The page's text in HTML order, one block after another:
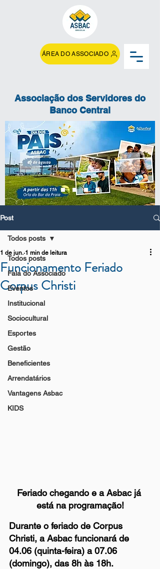
ÁREA DO ASSOCIADO
Associação dos Servidores do
Banco Central
Post
Todos posts
Fala do Associado
Eventos
Institucional
Sociocultural
Esportes
Gestão
Beneficientes
Arrendatários
Vantagens Asbac
KIDS
Todos posts
Funcionamento Feriado
Corpus Christi
1 de jun. 1 min de leitura
Feriado chegando e a Asbac já
está na programação!
Durante o feriado de Corpus
Christi, a Asbac funcionará de
04.06 (quinta-feira) a 07.06
(domingo), das 8h às 18h.